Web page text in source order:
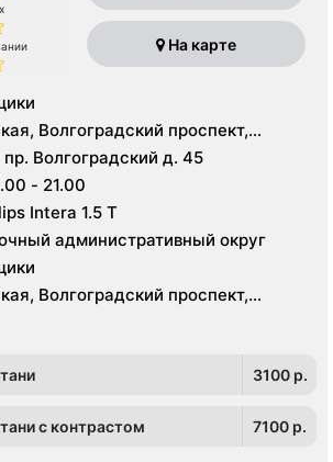
На карте
Волгоградский проспект,
пр. Волгоградский д. 45
- 21.00
Intera 1.5 T
административный округ
Волгоградский проспект,
3100 p.
с контрастом 7100 p.